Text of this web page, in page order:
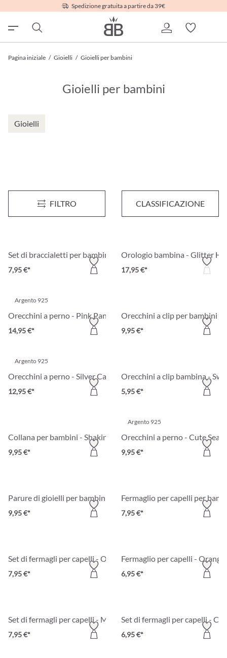
Spedizione gratuita a partire da 39€
Pagina iniziale / Gioielli / Gioielli per bambini
Gioielli per bambini
Gioielli
FILTRO CLASSIFICAZIONE
Orologio per bambini - Lovely HoovesOrecchini a clip per bambini -
6,95 €*
Set di braccialetti per bambini - Happy Pearls
7,95 €*
Orologio bambina - Glitter
17,95 €*
Argento 925
Orecchini a perno - Pink Panda
14,95 €*
Orecchini a clip per bambini -
9,95 €*
Argento 925
Orecchini a perno - Silver Cat
12,95 €*
Orecchini a clip bambina -
5,95 €*
Collana per bambini - Shaking Stars
9,95 €*
Argento 925
Orecchini a perno - Cute Sea
9,95 €*
Parure di gioielli per bambini - Sweet Paw
9,95 €*
Fermaglio per capelli per
7,95 €*
Set di fermagli per capelli - Ocean Cuties
7,95 €*
Fermaglio per capelli - Orange
6,95 €*
Set di fermagli per capelli - Magical Ocean
7,95 €*
Set di fermagli per capelli -
6,95 €*